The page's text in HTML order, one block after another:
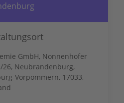
GmbH, Nonnenhofer
26, Neubrandenburg,
Vorpommern, 17033,